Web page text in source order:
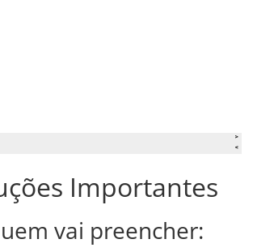
Importantes
vai preencher: